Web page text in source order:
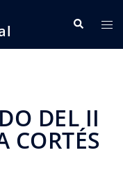
Buscar
DEL II
CORTÉS